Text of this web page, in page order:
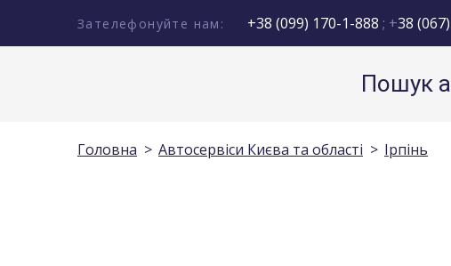
Зателефонуйте нам: +38 (099) 170-1-888 ; +38
Пошук
Головна Автосервіси Києва та області Ірпінь